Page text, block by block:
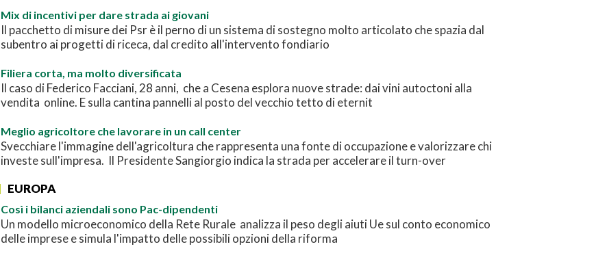
Mix di incentivi per dare strada ai giovani
Il pacchetto di misure dei Psr è il perno di un sistema di sostegno molto articolato che spazia dal
subentro ai progetti di riceca, dal credito all'intervento fondiario
Filiera corta, ma molto diversificata
Il caso di Federico Facciani, 28 anni, che a Cesena esplora nuove strade: dai vini autoctoni alla
vendita online. E sulla cantina pannelli al posto del vecchio tetto di eternit
Meglio agricoltore che lavorare in un call center
Svecchiare l'immagine dell'agricoltura che rappresenta una fonte di occupazione e valorizzare chi
investe sull'impresa. Il Presidente Sangiorgio indica la strada per accelerare il turn-over
EUROPA
Così i bilanci aziendali sono Pac-dipendenti
Un modello microeconomico della Rete Rurale analizza il peso degli aiuti Ue sul conto economico
delle imprese e simula l'impatto delle possibili opzioni della riforma